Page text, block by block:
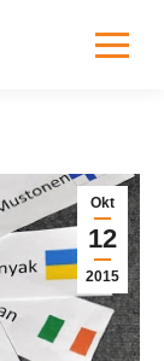
Okt
12
2015